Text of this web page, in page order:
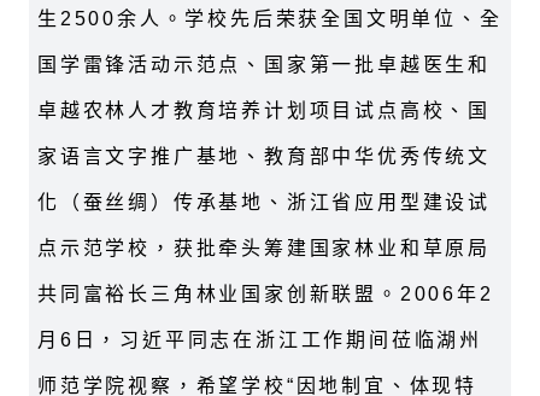
生2500余人。学校先后荣获全国文明单位、全
国学雷锋活动示范点、国家第一批卓越医生和
卓越农林人才教育培养计划项目试点高校、国
家语言文字推广基地、教育部中华优秀传统文
化（蚕丝绸）传承基地、浙江省应用型建设试
点示范学校，获批牵头筹建国家林业和草原局
共同富裕长三角林业国家创新联盟。2006年2
月6日，习近平同志在浙江工作期间莅临湖州
师范学院视察，希望学校“因地制宜、体现特